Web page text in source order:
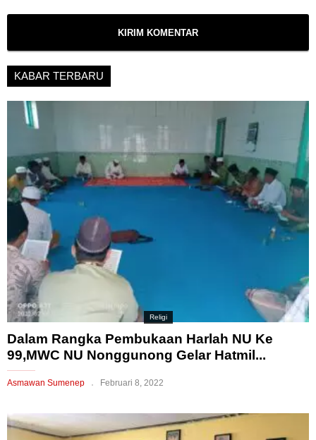
KABAR TERBARU
Religi
Dalam Rangka Pembukaan Harlah NU Ke
99,MWC NU Nonggunong Gelar Hatmil...
Asmawan Sumenep Februari 8, 2022